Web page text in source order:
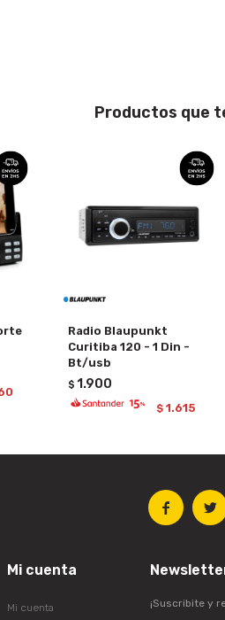
Productos que
Radio Blaupunkt
Curitiba 120 - 1 Din -
Bt/usb
$ 1.900
$ 1.615
 
Mi cuenta
Mi cuenta ¡Suscribite y